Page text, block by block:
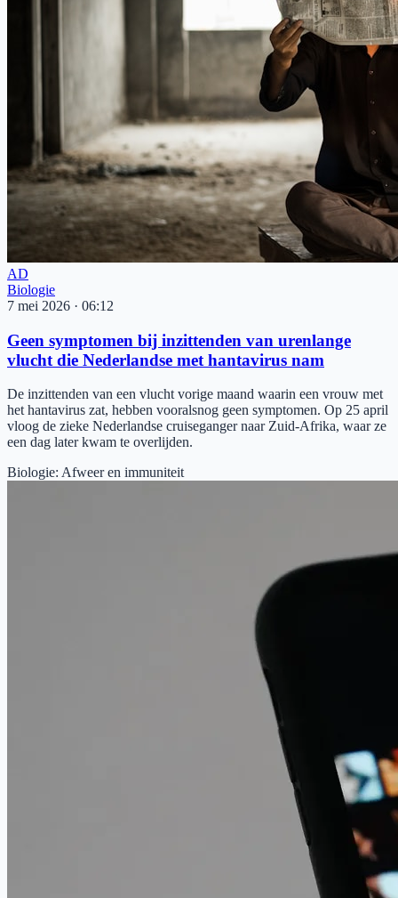
AD
Biologie
7 mei 2026 · 06:12
Geen symptomen bij inzittenden van urenlange
vlucht die Nederlandse met hantavirus nam
De inzittenden van een vlucht vorige maand waarin een vrouw met
het hantavirus zat, hebben vooralsnog geen symptomen. Op 25 april
vloog de zieke Nederlandse cruiseganger naar Zuid-Afrika, waar ze
een dag later kwam te overlijden.
Biologie: Afweer en immuniteit